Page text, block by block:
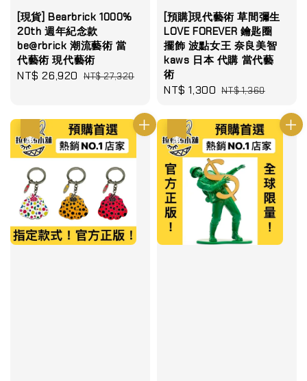
[現貨] Bearbrick 1000%
20th 週年紀念款
be@rbrick 潮流藝術 當
代藝術 現代藝術
Sale
NT$ 26,920 Regular
NT$ 27,320
[預購]現代藝術 草間彌生
LOVE FOREVER 鑰匙圈
擺飾 波點女王 奈良美智
kaws 日本 代購 當代藝
術
Sale
NT$ 1,300 Regular
NT$ 1,360